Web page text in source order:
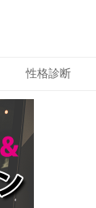
性格診断